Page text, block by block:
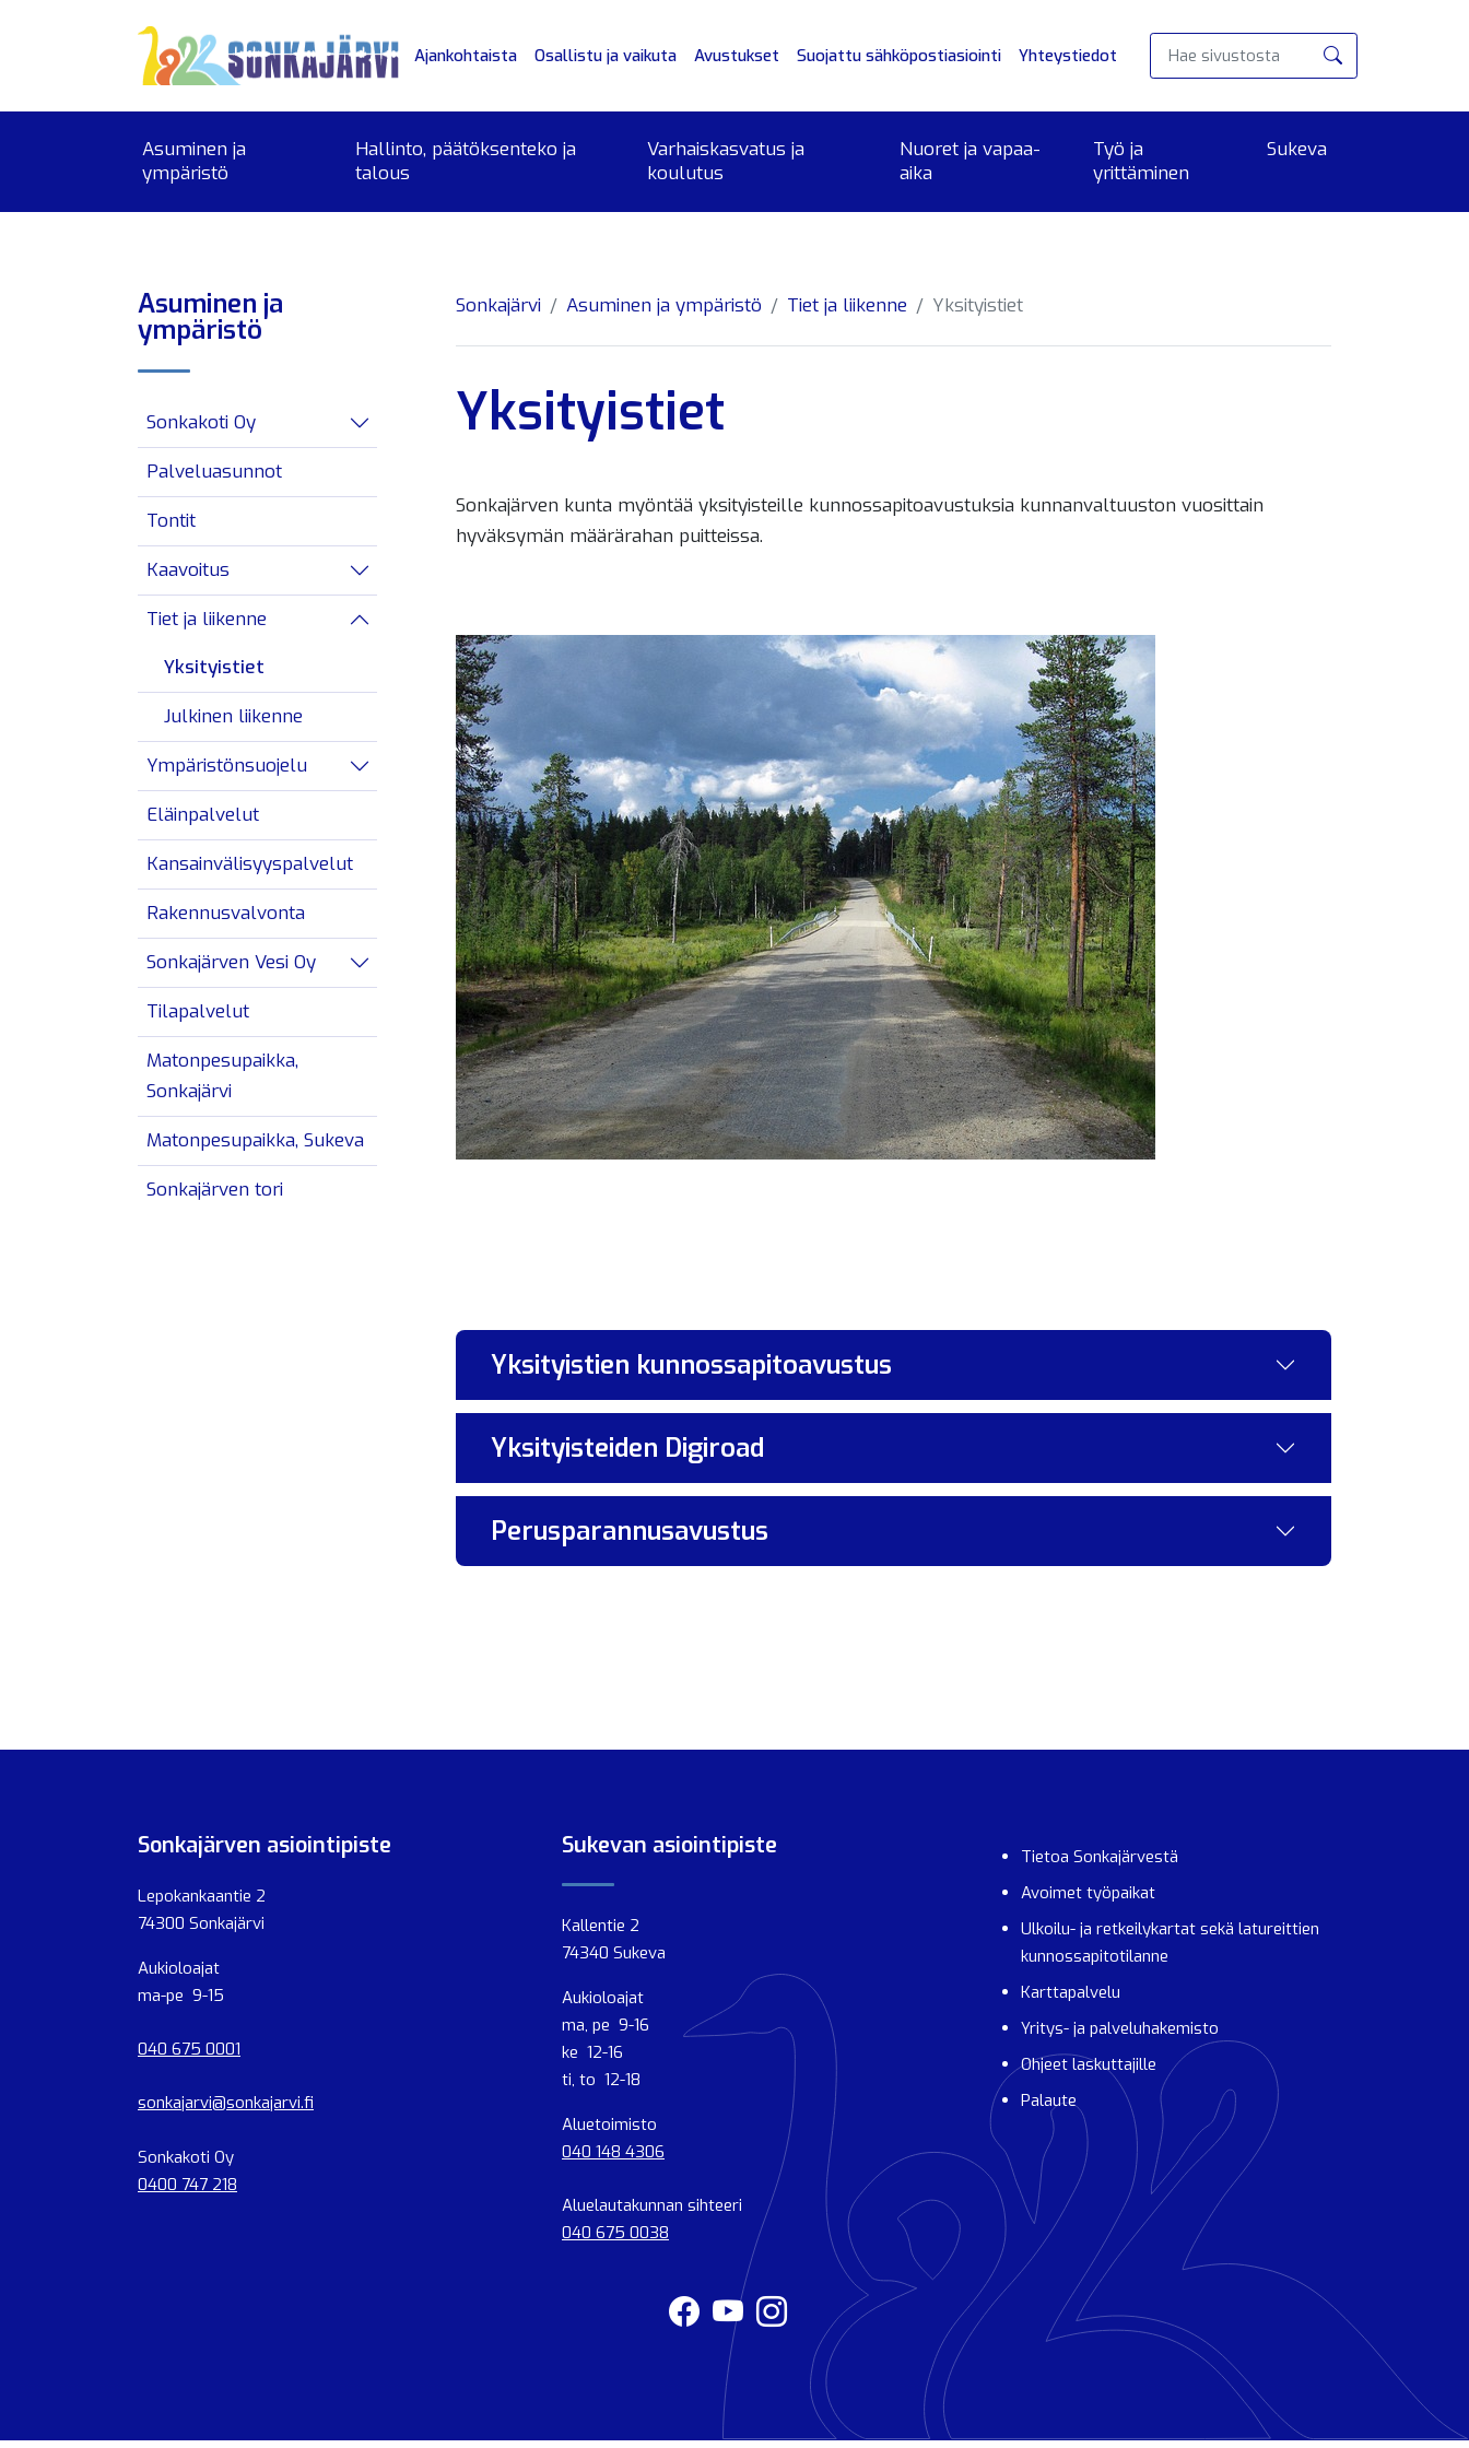
Ajankohtaista Osallistu ja vaikuta Avustukset Suojattu sähköpostiasiointi Yhteystiedot
Hae
Asuminen ja
ympäristö
Hallinto, päätöksenteko ja
talous
Varhaiskasvatus ja
koulutus
Nuoret ja vapaa-
aika
Työ ja
yrittäminen
Sukeva
Asuminen ja
ympäristö
Avaa/sulje alavalikko
Sonkakoti Oy
Palveluasunnot
Tontit
Avaa/sulje alavalikko
Kaavoitus
Avaa/sulje alavalikko
Tiet ja liikenne
Yksityistiet
Julkinen liikenne
Avaa/sulje alavalikko
Ympäristönsuojelu
Eläinpalvelut
Kansainvälisyyspalvelut
Rakennusvalvonta
Avaa/sulje alavalikko
Sonkajärven Vesi Oy
Tilapalvelut
Matonpesupaikka,
Sonkajärvi
Matonpesupaikka, Sukeva
Sonkajärven tori
Sonkajärvi Asuminen ja ympäristö Tiet ja liikenne Yksityistiet
Yksityistiet
Sonkajärven kunta myöntää yksityisteille kunnossapitoavustuksia kunnanvaltuuston vuosittain
hyväksymän määrärahan puitteissa.
Yksityistien kunnossapitoavustus
Yksityisteiden Digiroad
Perusparannusavustus
Sonkajärven asiointipiste
Lepokankaantie 2
74300 Sonkajärvi
Aukioloajat
ma-pe 9-15
040 675 0001
sonkajarvi@sonkajarvi.fi
Sonkakoti Oy
0400 747 218
Sukevan asiointipiste
Kallentie 2
74340 Sukeva
Aukioloajat
ma, pe 9-16
ke 12-16
ti, to 12-18
Aluetoimisto
040 148 4306
Aluelautakunnan sihteeri
040 675 0038
Tietoa Sonkajärvestä
Avoimet työpaikat
Ulkoilu- ja retkeilykartat sekä latureittien
kunnossapitotilanne
Karttapalvelu
Yritys- ja palveluhakemisto
Ohjeet laskuttajille
Palaute